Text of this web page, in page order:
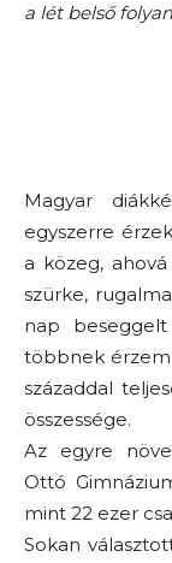
a lét belső
Magyar
egyszerre
a közeg,
szürke,
nap beseggelt
többnek érzem
századdal
összessége.
Az egyre
Ottó
mint 22 ezer
Sokan